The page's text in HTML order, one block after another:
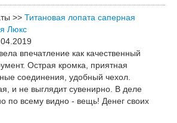
>> Титановая лопата саперная
Люкс
впечатление как качественный
Острая кромка, приятная
соединения, удобный чехол.
и не выглядит сувенирно. В деле
по всему видно - вещь! Денег своих